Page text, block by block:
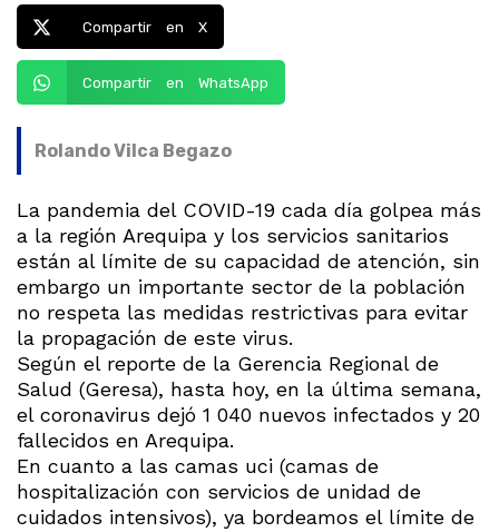
Compartir en X
Compartir en WhatsApp
Rolando Vilca Begazo
La pandemia del COVID-19 cada día golpea más
a la región Arequipa y los servicios sanitarios
están al límite de su capacidad de atención, sin
embargo un importante sector de la población
no respeta las medidas restrictivas para evitar
la propagación de este virus.
Según el reporte de la Gerencia Regional de
Salud (Geresa), hasta hoy, en la última semana,
el coronavirus dejó 1 040 nuevos infectados y 20
fallecidos en Arequipa.
En cuanto a las camas uci (camas de
hospitalización con servicios de unidad de
cuidados intensivos), ya bordeamos el límite de